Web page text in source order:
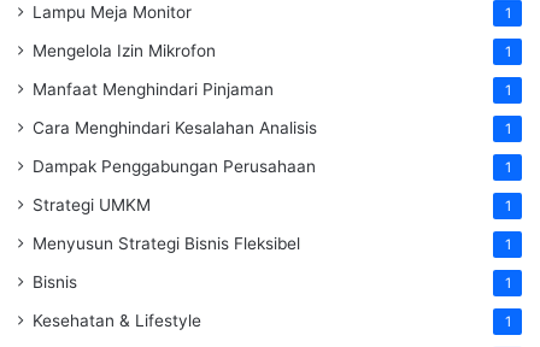
Lampu Meja Monitor 1
Mengelola Izin Mikrofon 1
Manfaat Menghindari Pinjaman 1
Cara Menghindari Kesalahan Analisis 1
Dampak Penggabungan Perusahaan 1
Strategi UMKM 1
Menyusun Strategi Bisnis Fleksibel 1
Bisnis 1
Kesehatan & Lifestyle 1